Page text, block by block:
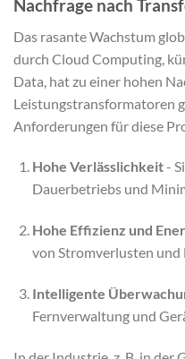
Nachfrage nach
Das rasante Wachstum
durch Cloud Computing,
Data, hat zu einer hohen
Leistungstransformatoren
Anforderungen für diese
Hohe Verlässlichkeit-
Dauerbetriebs und
Hohe Effizienz und
von Stromverlusten und
Intelligente
Fernverwaltung und